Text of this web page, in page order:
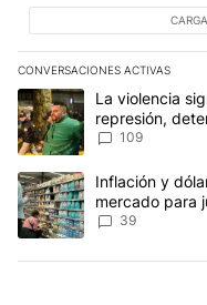
CONVERSACIONES ACTIVAS
Este listado muestra los
Un artículo de tendencia
La violencia
represión,
109
Un artículo de tendencia
Inflación y
mercado para
39